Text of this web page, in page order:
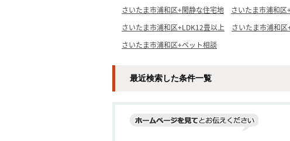
さいたま市浦和区+閑静な住宅地
さいたま市浦和区
さいたま市浦和区+LDK12畳以上
さいたま市浦和
さいたま市浦和区+ペット相談
最近検索した条件一覧